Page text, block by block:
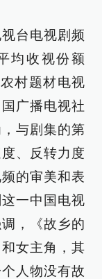
台电视剧频
均收视份额
村题材电视
广播电视社
与剧集的第
、反转力度
的审美和表
一中国电视
，《故乡的
女主角，其
人物没有故